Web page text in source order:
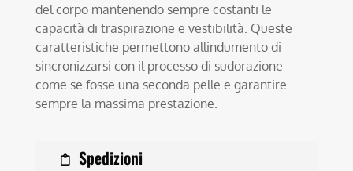
del corpo mantenendo sempre costanti le
capacità di traspirazione e vestibilità. Queste
caratteristiche permettono allindumento di
sincronizzarsi con il processo di sudorazione
come se fosse una seconda pelle e garantire
sempre la massima prestazione.
Spedizioni